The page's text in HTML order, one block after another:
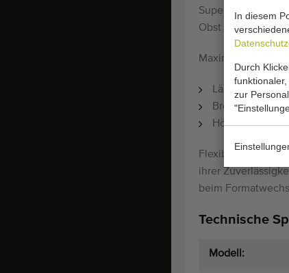
In diesem
Durch
zur
Supermärkten
Obst und
Maximale
Länge 275 mm
Breite 190 mm
Höhe 145 mm
Flexibel und
ihrer
beim
Technische
Modell: